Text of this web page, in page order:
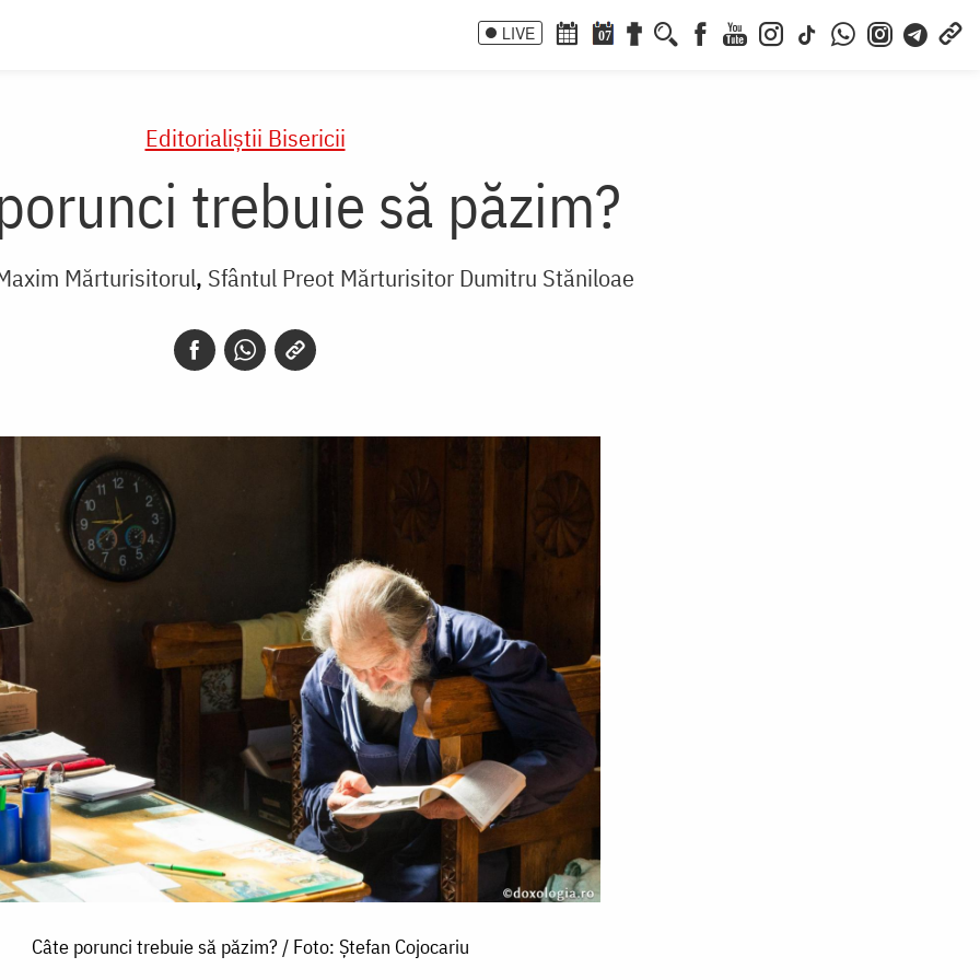
LIVE 07
Editorialiștii Bisericii
trebuie să păzim?
Mărturisitorul Sfântul Preot Mărturisitor Dumitru Stăniloae
Câte porunci trebuie să păzim? / Foto: Ștefan Cojocariu